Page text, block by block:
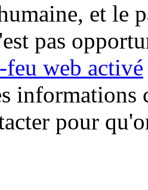
et le
pas
feu web activé
informations
pour